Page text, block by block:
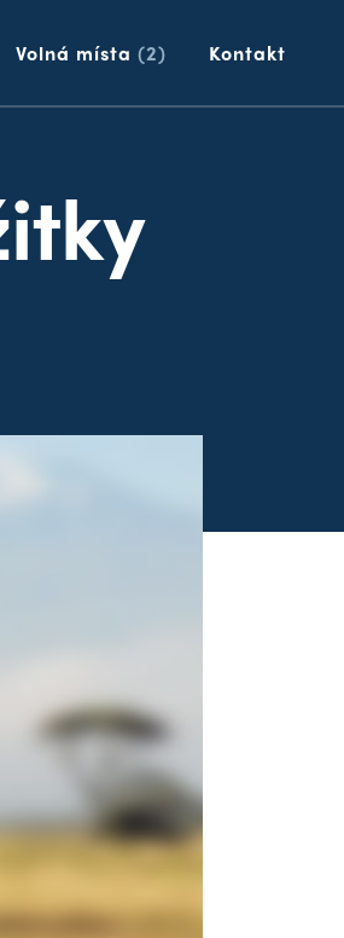
Volná místa (2) Kontakt